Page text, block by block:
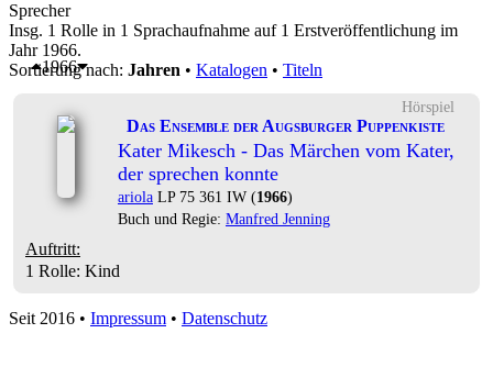
Sprecher
Insg. 1 Rolle in 1 Sprachaufnahme auf 1 Erstveröffentlichung im
Jahr 1966.
Sortierung nach: Jahren • Katalogen • Titeln
1966
Hörspiel
Das Ensemble der Augsburger Puppenkiste
Kater Mikesch - Das Märchen vom Kater,
der sprechen konnte
ariola LP 75 361 IW (1966)
Buch und Regie: Manfred Jenning
Auftritt:
1 Rolle: Kind
Seit 2016 • Impressum • Datenschutz